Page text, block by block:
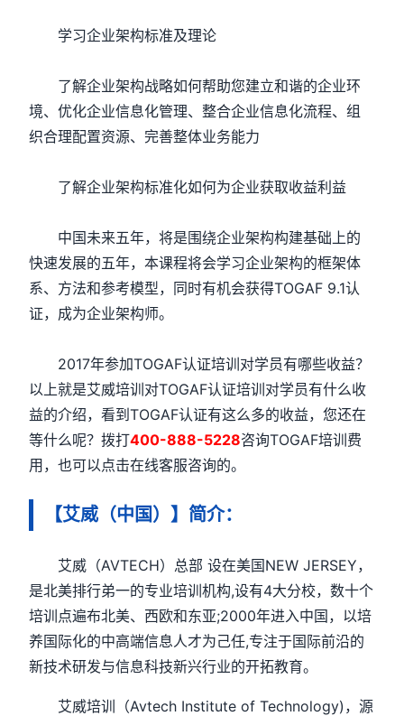
学习企业架构标准及理论
了解企业架构战略如何帮助您建立和谐的企业环
境、优化企业信息化管理、整合企业信息化流程、组
织合理配置资源、完善整体业务能力
了解企业架构标准化如何为企业获取收益利益
中国未来五年，将是围绕企业架构构建基础上的
快速发展的五年，本课程将会学习企业架构的框架体
系、方法和参考模型，同时有机会获得TOGAF 9.1认
证，成为企业架构师。
2017年参加TOGAF认证培训对学员有哪些收益？
以上就是艾威培训对TOGAF认证培训对学员有什么收
益的介绍，看到TOGAF认证有这么多的收益，您还在
等什么呢？拨打400-888-5228咨询TOGAF培训费
用，也可以点击在线客服咨询的。
【艾威（中国）】简介：
艾威（AVTECH）总部 设在美国NEW JERSEY，
是北美排行弟一的专业培训机构,设有4大分校，数十个
培训点遍布北美、西欧和东亚;2000年进入中国，以培
养国际化的中高端信息人才为己任,专注于国际前沿的
新技术研发与信息科技新兴行业的开拓教育。
艾威培训（Avtech Institute of Technology)，源